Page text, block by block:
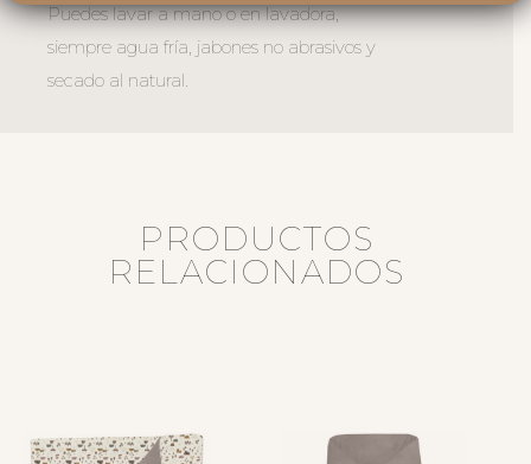
Puedes lavar a mano o en lavadora,
siempre agua fría, jabones no abrasivos y
secado al natural.
PRODUCTOS
RELACIONADOS